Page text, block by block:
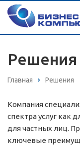
Решения
Главная Решения
Компания
спектра услуг как
для частных лиц.
ключевые